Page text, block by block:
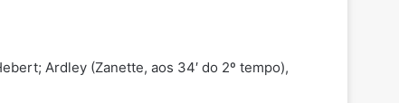
Ardley (Zanette, aos 34′ do 2º tempo),